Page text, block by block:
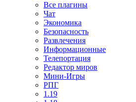
Все плагины
Чат
Экономика
Безопасность
Развлечения
Информационные
Телепортация
Редактор миров
Мини-Игры
РПГ
1.19